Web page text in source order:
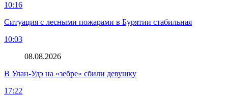
10:16
Ситуация с лесными пожарами в Бурятии стабильная
10:03
08.08.2026
В Улан-Удэ на «зебре» сбили девушку
17:22